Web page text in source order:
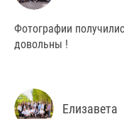
Фотографии
довольны !
Елизавета